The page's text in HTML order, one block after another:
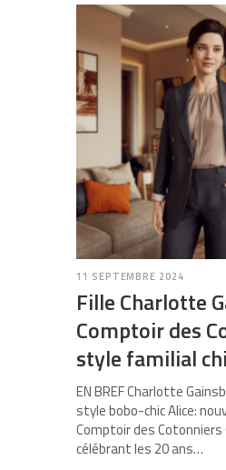
11 SEPTEMBRE 2024
Fille Charlotte
Comptoir des
style familial
EN BREF Charlotte
style bobo-chic Alice:
Comptoir des Cotonniers
célébrant les 20 ans…